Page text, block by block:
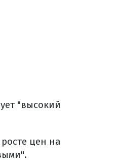
"высокий
цен на